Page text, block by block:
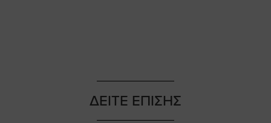
ΔΕΙΤΕ ΕΠΙΣΗΣ